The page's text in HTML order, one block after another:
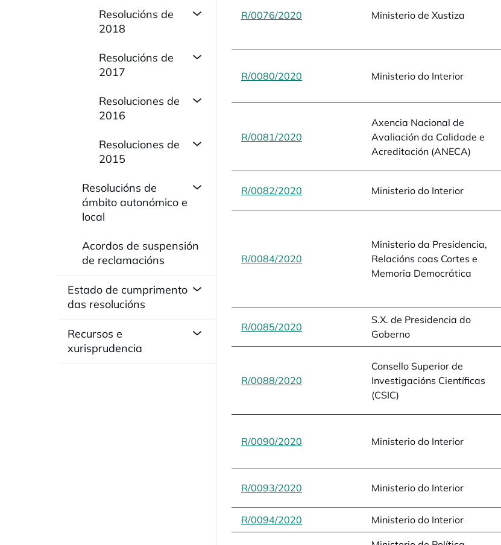
Resolucións de
2018
Resolucións de
2017
Resoluciones de
2016
Resoluciones de
2015
Resolucións de
ámbito autonómico e
local
Acordos de suspensión
de reclamacións
Estado de cumprimento
das resolucións
Recursos e
xurisprudencia
R/0076/2020 opens in a new tabMinisterio de Xustiza
R/0080/2020 opens in a new tabMinisterio do Interior
R/0081/2020 opens in a new tab
Axencia Nacional de
Avaliación da Calidade e
Acreditación (ANECA)
R/0082/2020 opens in a new tabMinisterio do Interior
R/0084/2020 opens in a new tab
Ministerio da Presidencia,
Relacións coas Cortes e
Memoria Democrática
R/0085/2020 opens in a new tab
S.X. de Presidencia do
Goberno
R/0088/2020 opens in a new tab
Consello Superior de
Investigacións Científicas
(CSIC)
R/0090/2020 opens in a new tabMinisterio do Interior
R/0093/2020 opens in a new tabMinisterio do Interior
R/0094/2020 opens in a new tabMinisterio do Interior